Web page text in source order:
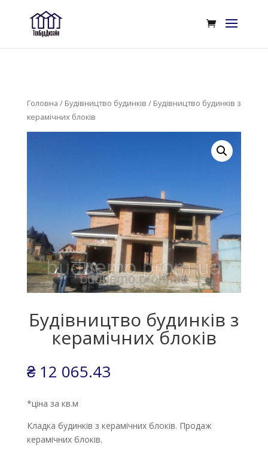
Головна / Будівництво будинків / Будівництво будинків з
керамічних блоків
Будівництво будинків з
керамічних блоків
₴12 065.43
*ціна за кв.м
Кладка будинків з керамічних блоків. Продаж
керамічних блоків.